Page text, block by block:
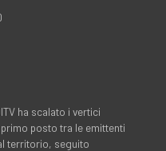
ha scalato i vertici
posto tra le emittenti
territorio, seguito